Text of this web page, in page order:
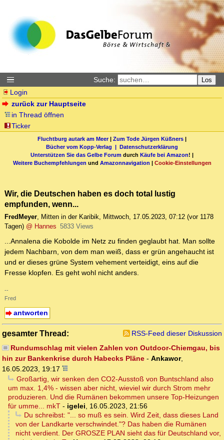
Suche: Los
Login
zurück zur Hauptseite
in Thread öffnen
Ticker
Fluchtburg autark am Meer| Zum Tode Jürgen Küßners |
Bücher vom Kopp-Verlag | Datenschutzerklärung
Unterstützen Sie das Gelbe Forum durch Käufe bei Amazon! |
Weitere Buchempfehlungen und Amazonnavigation | Cookie-Einstellungen
Wir, die Deutschen haben es doch total lustig
empfunden, wenn...
FredMeyer, Mitten in der Karibik, Mittwoch, 17.05.2023, 07:12 (vor 1178
Tagen) @ Hannes 5833 Views
...Annalena die Kobolde im Netz zu finden geglaubt hat. Man sollte
jedem Nachbarn, von dem man weiß, dass er grün angehaucht ist
und er dieses grüne System vehement verteidigt, eins auf die
Fresse klopfen. Es geht wohl nicht anders.
--
Fred
antworten
gesamter Thread:
RSS-Feed dieser Diskussion
Rundumschlag mit vielen Zahlen von Outdoor-Chiemgau, bis
hin zur Bankenkrise durch Habecks Pläne - Ankawor,
16.05.2023, 19:17
Großartig, wir senken den CO2-Ausstoß von Buntschland also
um max. 1,4% - wissen aber nicht, wieviel wir durch Strom mehr
produzieren. Und die Rumänen bekommen unsere Top-Heizungen
für umme... mkT - igelei, 16.05.2023, 21:56
Du schreibst: "... so muß es sein. Wird Zeit, dass dieses Land
von der Landkarte verschwindet."? Das haben die Rumänen
nicht verdient. Der GROSZE PLAN sieht das für Deutschland vor,